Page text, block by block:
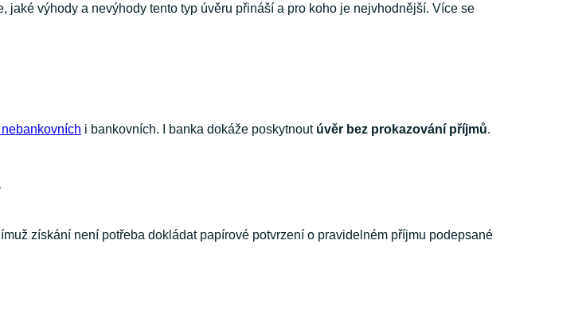
výhody a nevýhody tento typ úvěru přináší a pro koho je nejvhodnější. Více se
i bankovních. I banka dokáže poskytnout úvěr bez prokazování příjmů.
získání není potřeba dokládat papírové potvrzení o pravidelném příjmu podepsané